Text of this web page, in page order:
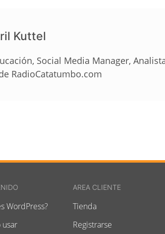
Kuttel
Social Media Manager,
RadioCatatumbo.com
WordPress?
usar
AREA CLIENTE
Tienda
Registrarse